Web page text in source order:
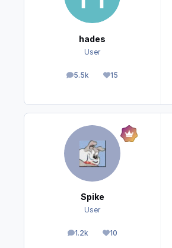
hades
User
5.5k
Beiträge 15
Reputation
Spike
User
1.2k
Beiträge 10
Reputation